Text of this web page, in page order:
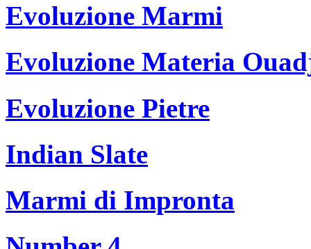
Evoluzione Marmi
Evoluzione Materia
Evoluzione Pietre
Indian Slate
Marmi di Impronta